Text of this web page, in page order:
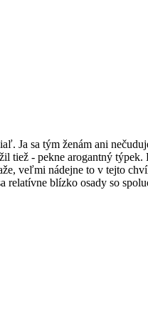
Ja sa tým ženám ani
tiež - pekne arogantný
veľmi nádejne to v tejto
blízko osady so